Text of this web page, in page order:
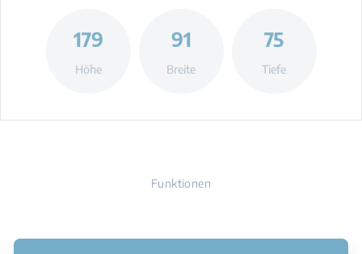
179
Höhe
91
Breite
75
Tiefe
Funktionen